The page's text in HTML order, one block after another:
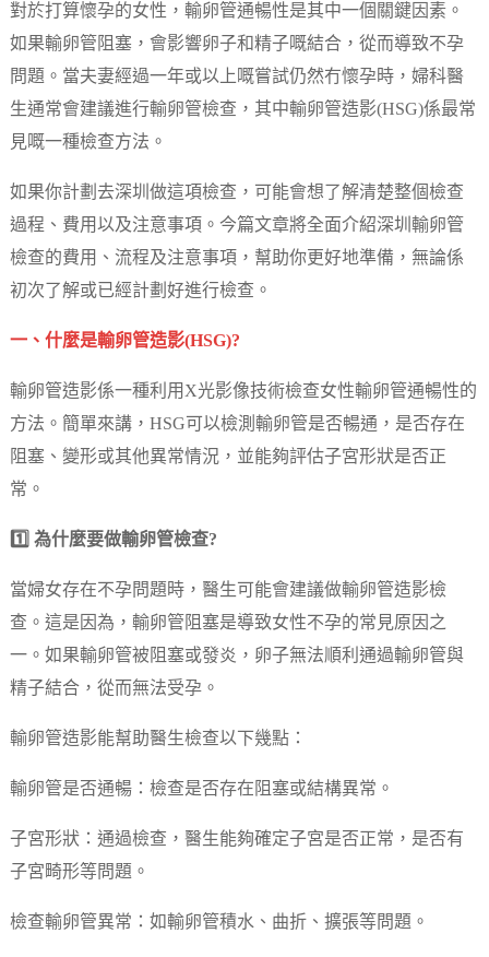
對於打算懷孕的女性，輸卵管通暢性是其中一個關鍵因素。
如果輸卵管阻塞，會影響卵子和精子嘅結合，從而導致不孕
問題。當夫妻經過一年或以上嘅嘗試仍然冇懷孕時，婦科醫
生通常會建議進行輸卵管檢查，其中輸卵管造影(HSG)係最常
見嘅一種檢查方法。
如果你計劃去深圳做這項檢查，可能會想了解清楚整個檢查
過程、費用以及注意事項。今篇文章將全面介紹深圳輸卵管
檢查的費用、流程及注意事項，幫助你更好地準備，無論係
初次了解或已經計劃好進行檢查。
一、什麼是輸卵管造影(HSG)?
輸卵管造影係一種利用X光影像技術檢查女性輸卵管通暢性的
方法。簡單來講，HSG可以檢測輸卵管是否暢通，是否存在
阻塞、變形或其他異常情況，並能夠評估子宮形狀是否正
常。
1️⃣ 為什麼要做輸卵管檢查?
當婦女存在不孕問題時，醫生可能會建議做輸卵管造影檢
查。這是因為，輸卵管阻塞是導致女性不孕的常見原因之
一。如果輸卵管被阻塞或發炎，卵子無法順利通過輸卵管與
精子結合，從而無法受孕。
輸卵管造影能幫助醫生檢查以下幾點：
輸卵管是否通暢：檢查是否存在阻塞或結構異常。
子宮形狀：通過檢查，醫生能夠確定子宮是否正常，是否有
子宮畸形等問題。
檢查輸卵管異常：如輸卵管積水、曲折、擴張等問題。